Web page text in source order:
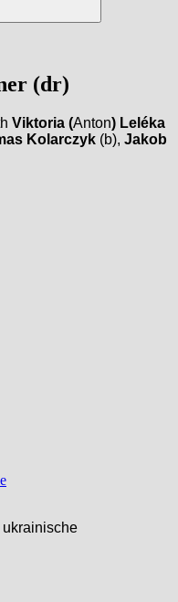
(dr)
Viktoria (Anton) Leléka
Kolarczyk (b), Jakob